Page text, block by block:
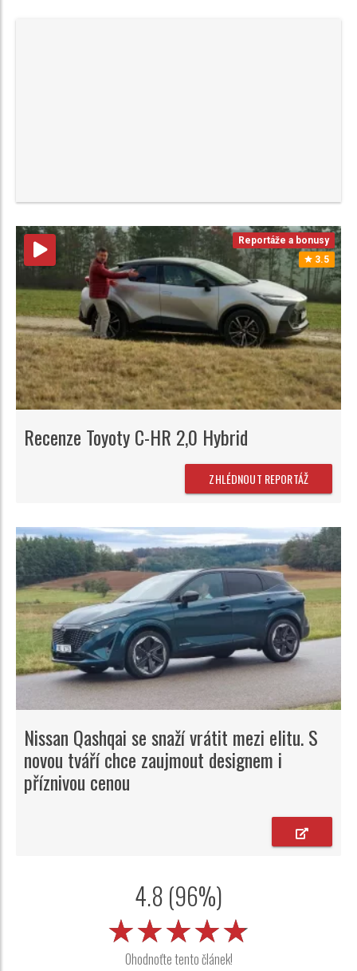
Reportáže a bonusy
3.5
Recenze Toyoty C-HR 2,0 Hybrid
ZHLÉDNOUT REPORTÁŽ
Nissan Qashqai se snaží vrátit mezi elitu. S
novou tváří chce zaujmout designem i
příznivou cenou
4.8 (96%)
★★★★★
★★★★★
★★★★★
Ohodnoťte tento článek!